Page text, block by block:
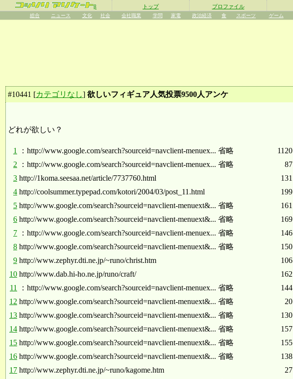
β トップ プロファイル
総合 ニュース 文化 社会 会社職業 学問 家電 政治経済 食 スポーツ ゲーム
#10441 [カテゴリなし] 欲しいフィギュア人気投票9500人アンケ
どれが欲しい？
1 ：http://www.google.com/search?sourceid=navclient-menuex... 省略 1120
2
：http://www.google.com/search?sourceid=navclient-menuex... 省略 87
3 http://1koma.seesaa.net/article/7737760.html 131
4 http://coolsummer.typepad.com/kotori/2004/03/post_11.html 199
5 http://www.google.com/search?sourceid=navclient-menuext&... 省略 161
6 http://www.google.com/search?sourceid=navclient-menuext&... 省略 169
7
：http://www.google.com/search?sourceid=navclient-menuex... 省略 146
8 http://www.google.com/search?sourceid=navclient-menuext&... 省略 150
9 http://www.zephyr.dti.ne.jp/~runo/christ.htm 106
10 http://www.dab.hi-ho.ne.jp/runo/craft/ 162
11
：http://www.google.com/search?sourceid=navclient-menuex... 省略 144
12 http://www.google.com/search?sourceid=navclient-menuext&... 省略 20
13 http://www.google.com/search?sourceid=navclient-menuext&... 省略 130
14 http://www.google.com/search?sourceid=navclient-menuext&... 省略 157
15 http://www.google.com/search?sourceid=navclient-menuext&... 省略 155
16 http://www.google.com/search?sourceid=navclient-menuext&... 省略 138
17 http://www.zephyr.dti.ne.jp/~runo/kagome.htm 27